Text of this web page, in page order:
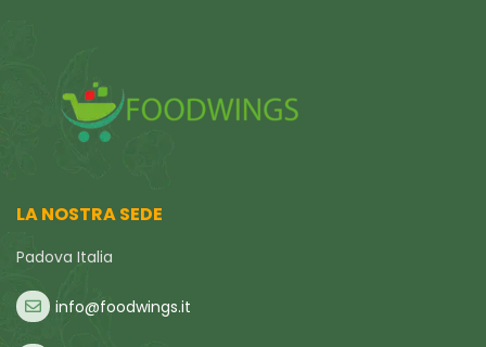
LA NOSTRA SEDE
Padova Italia
info@foodwings.it